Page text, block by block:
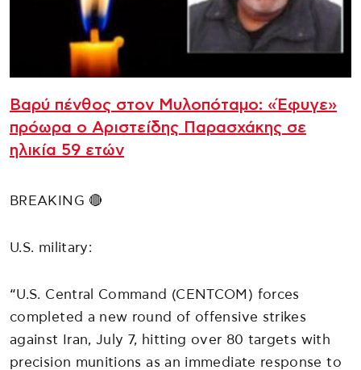
Βαρύ πένθος στον Μυλοπόταμο: «Έφυγε»
πρόωρα ο Αριστείδης Παρασχάκης σε
ηλικία 59 ετών
BREAKING 🔴
U.S. military:
“U.S. Central Command (CENTCOM) forces
completed a new round of offensive strikes
against Iran, July 7, hitting over 80 targets with
precision munitions as an immediate response to